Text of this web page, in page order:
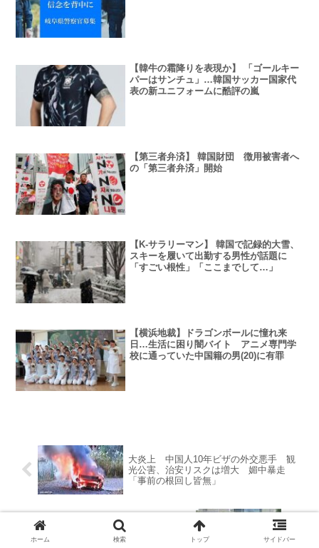
【韓牛の霜降りを表現か】 「ゴールキー
パーはサンチュ」…韓国サッカー国家代
表の新ユニフォームに酷評の嵐
【第三者弁済】 韓国財団 徴用被害者へ
の「第三者弁済」開始
【K-サラリーマン】 韓国で記録的大雪、
スキーを履いて出勤する男性が話題に
「すごい根性」「ここまでして…」
【横浜地裁】ドラゴンボールに憧れ来
日…生活に困り闇バイト アニメ専門学
校に通っていた中国籍の男(20)に有罪
大炎上 中国人10年ビザの外交悪手 観
光公害、治安リスクは増大 媚中暴走
「事前の根回し皆無」
【石破】「オバQ世代なので幽霊恐れ
ず」 首相、公邸に引っ越しへ
ホーム 検索 トップ サイドバー